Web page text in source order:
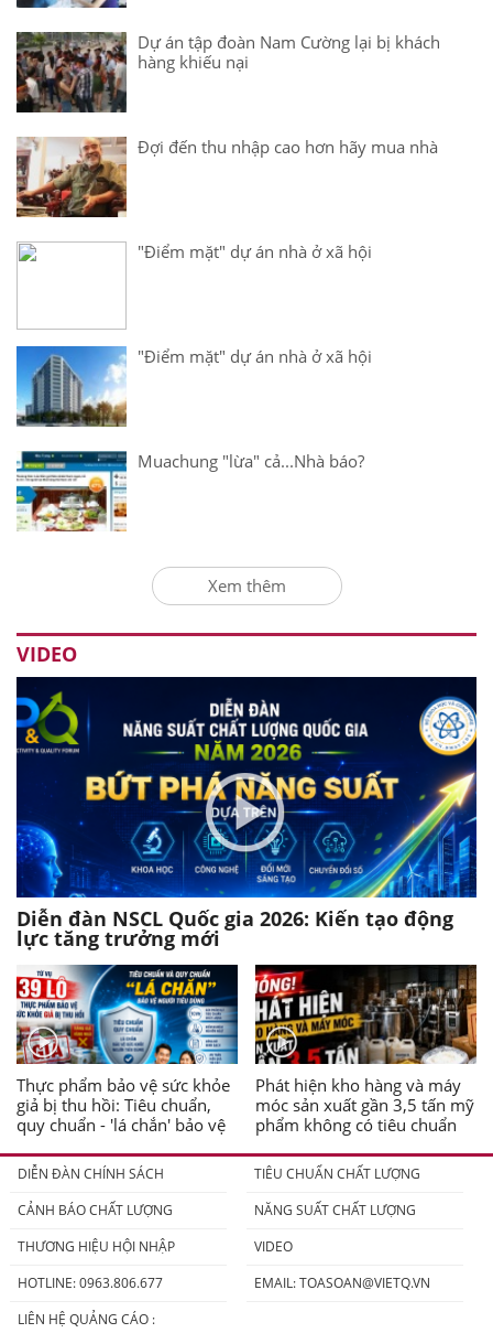
Dự án tập đoàn Nam Cường lại bị khách
hàng khiếu nại
Đợi đến thu nhập cao hơn hãy mua nhà
"Điểm mặt" dự án nhà ở xã hội
"Điểm mặt" dự án nhà ở xã hội
Muachung "lừa" cả...Nhà báo?
Xem thêm
VIDEO
Diễn đàn NSCL Quốc gia 2026: Kiến tạo động
lực tăng trưởng mới
Thực phẩm bảo vệ sức khỏe
giả bị thu hồi: Tiêu chuẩn,
quy chuẩn - 'lá chắn' bảo vệ
Phát hiện kho hàng và máy
móc sản xuất gần 3,5 tấn mỹ
phẩm không có tiêu chuẩn
DIỄN ĐÀN CHÍNH SÁCH
TIÊU CHUẨN CHẤT LƯỢNG
CẢNH BÁO CHẤT LƯỢNG
NĂNG SUẤT CHẤT LƯỢNG
THƯƠNG HIỆU HỘI NHẬP
VIDEO
HOTLINE: 0963.806.677
EMAIL:TOASOAN@VIETQ.VN
LIÊN HỆ QUẢNG CÁO :